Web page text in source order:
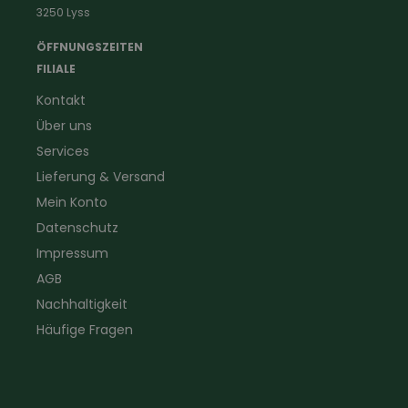
Landwirtschaft
Kaminfeger
Gartenbau
Sanitär
Elektriker- und Installateur
Logistikbekleidung
3250 Lyss
ÖFFNUNGSZEITEN
FILIALE
Kontakt
Über uns
Services
Lieferung & Versand
Mein Konto
Datenschutz
Impressum
AGB
Nachhaltigkeit
Häufige Fragen